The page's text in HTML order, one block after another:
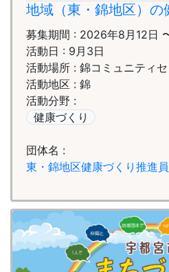
地域（東・錦地区）の
募集期間 : 2026年8月12日
活動日 : 9月3日
活動場所 : 錦コミュニティ
活動地区 : 錦
活動分野 :
健康づくり
団体名 :
東・錦地区健康づくり推進